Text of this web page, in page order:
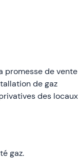
promesse de vente
de gaz
des locaux
gaz.